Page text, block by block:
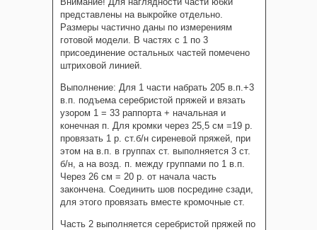
представлены на выкройке отдельно.
Размеры частично даны по измерениям
готовой модели. В частях с 1 по 3
присоединение остальных частей помечено
штриховой линией.
Выполнение: Для 1 части набрать 205 в.п.+3
в.п. подъема серебристой пряжей и вязать
узором 1 = 33 раппорта + начальная и
конечная п. Для кромки через 25,5 см =19 р.
провязать 1 р. ст.б/н сиреневой пряжей, при
этом на в.п. в группах ст. выполняется 3 ст.
б/н, а на возд. п. между группами по 1 в.п.
Через 26 см = 20 р. от начала часть
закончена. Соединить шов посредине сзади,
для этого провязать вместе кромочные ст.
Часть 2 выполняется серебристой пряжей по